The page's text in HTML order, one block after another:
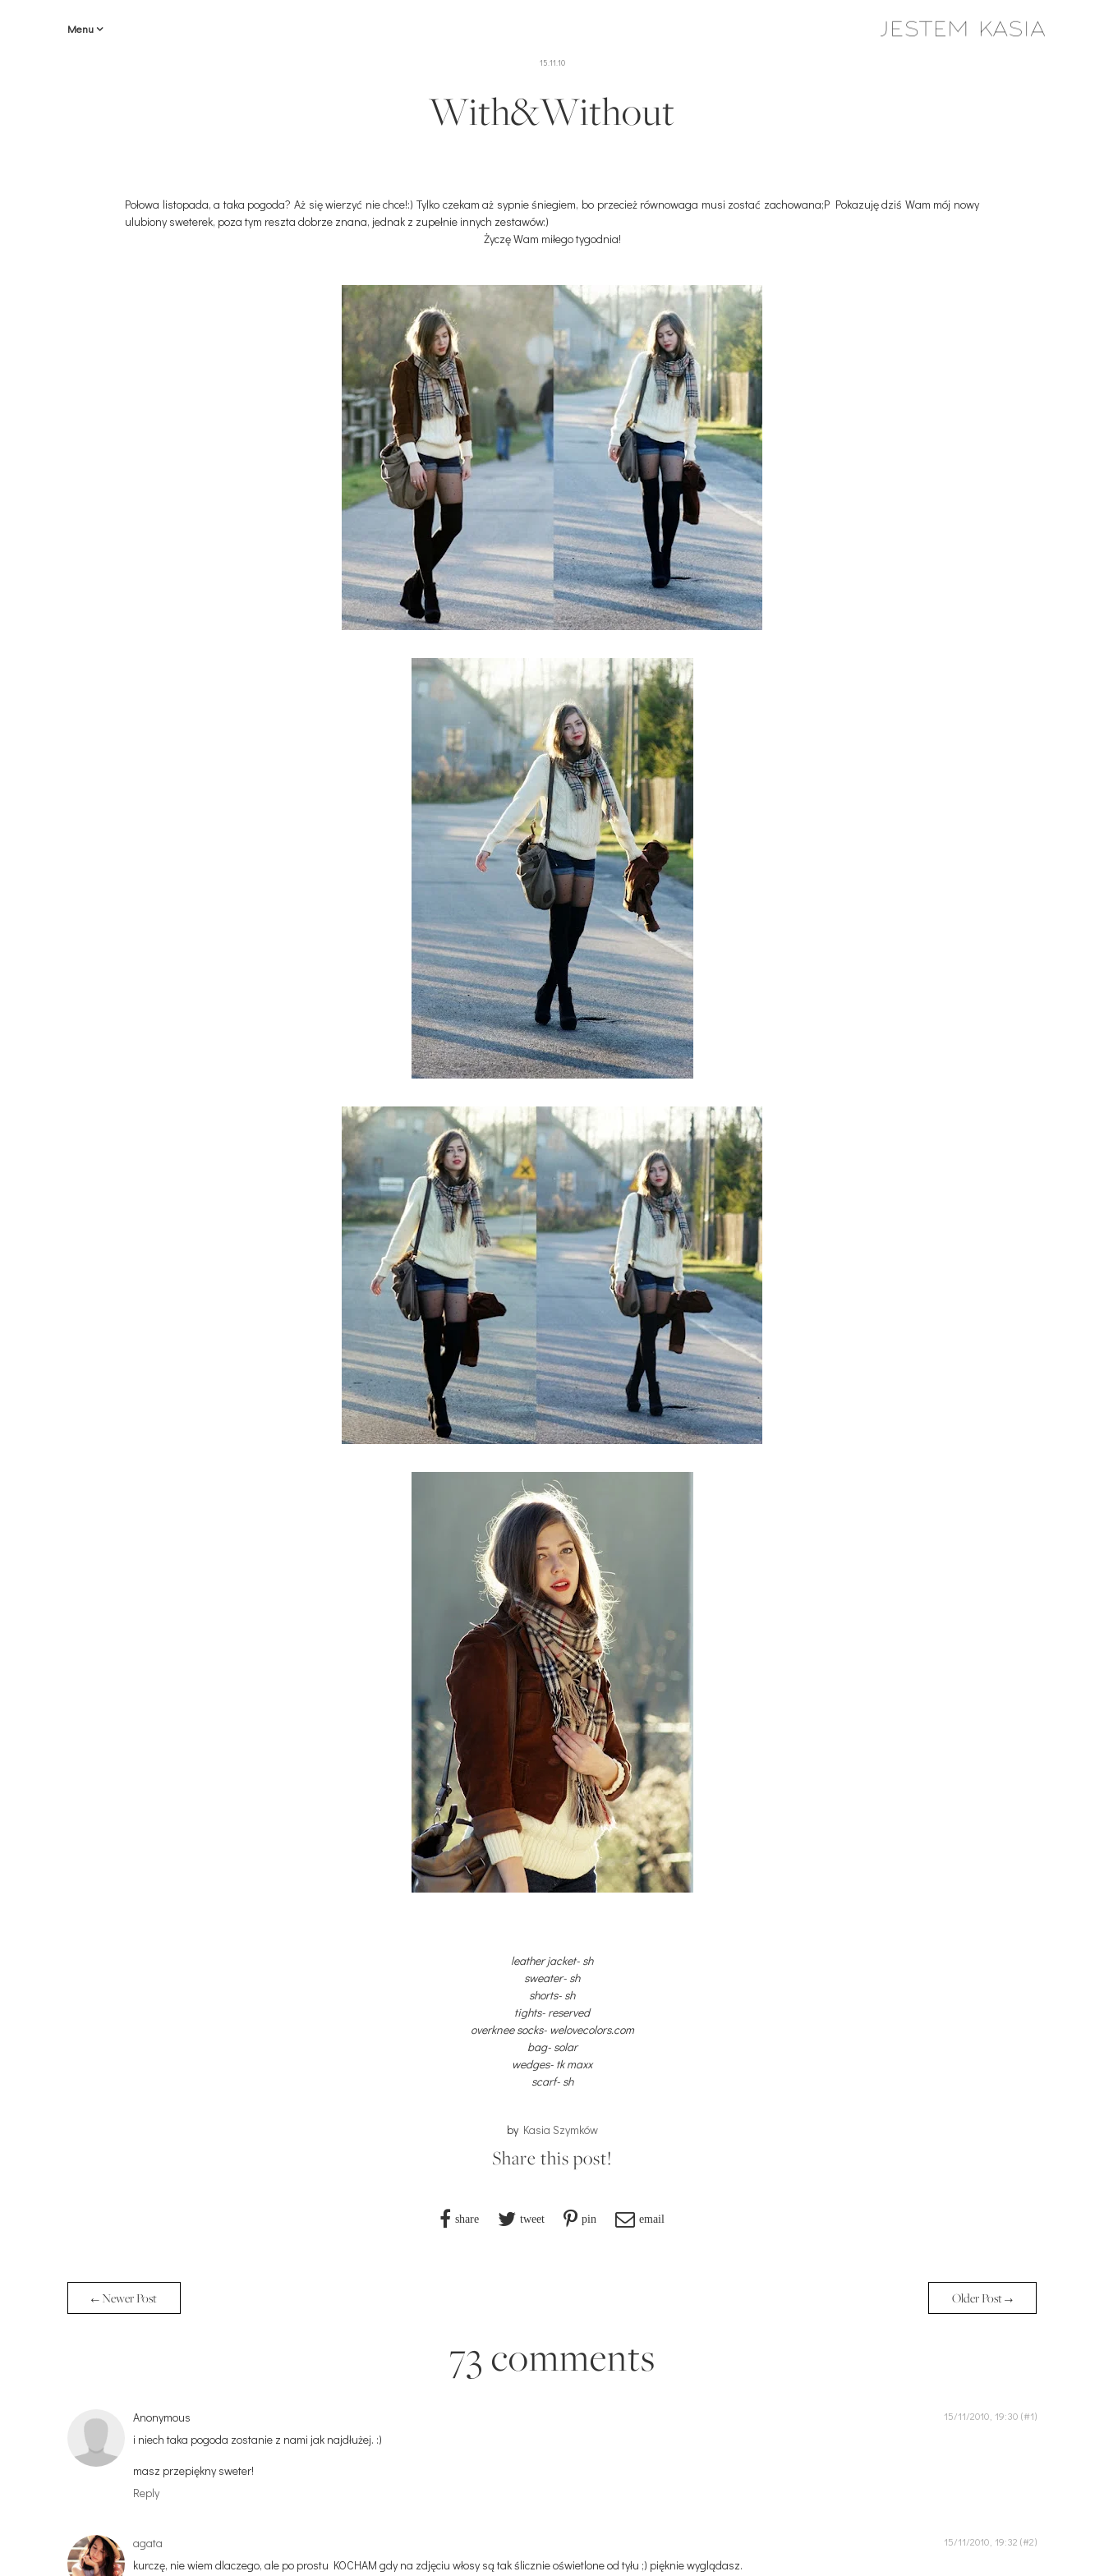
Menu
15.11.10
With&Without
Połowa listopada, a taka pogoda? Aż się wierzyć nie chce!:) Tylko czekam aż sypnie śniegiem, bo przecież równowaga musi zostać zachowana;P Pokazuję dziś Wam mój nowy
ulubiony sweterek, poza tym reszta dobrze znana, jednak z zupełnie innych zestawów:)
Życzę Wam miłego tygodnia!
leather jacket- sh
sweater- sh
shorts- sh
tights- reserved
overknee socks- welovecolors.com
bag- solar
wedges- tk maxx
scarf- sh
by Kasia Szymków
Share this post!
share tweet pin email
← Newer Post Older Post →
73 comments
Anonymous 15/11/2010, 19:30
i niech taka pogoda zostanie z nami jak najdłużej. :)
masz przepiękny sweter!
Reply
agata 15/11/2010, 19:32
kurczę, nie wiem dlaczego, ale po prostu KOCHAM gdy na zdjęciu włosy są tak ślicznie oświetlone od tyłu ;) pięknie wyglądasz.